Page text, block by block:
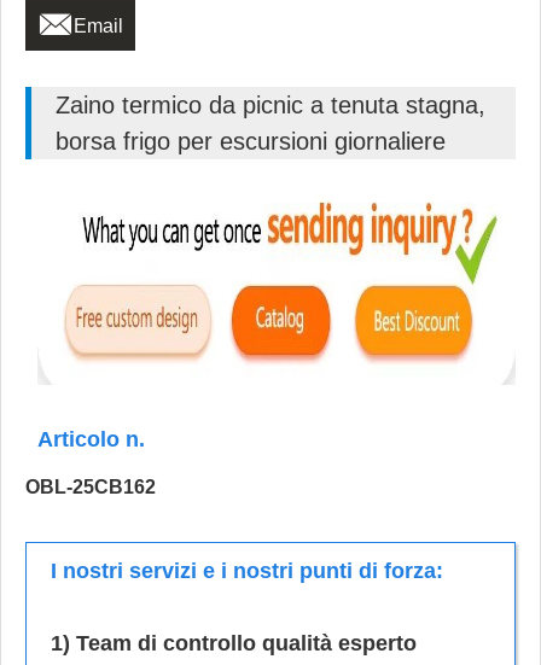
 Email
Zaino termico da picnic a tenuta stagna,
borsa frigo per escursioni giornaliere
Articolo n.
OBL-25CB162
I nostri servizi e i nostri punti di forza:
1) Team di controllo qualità esperto